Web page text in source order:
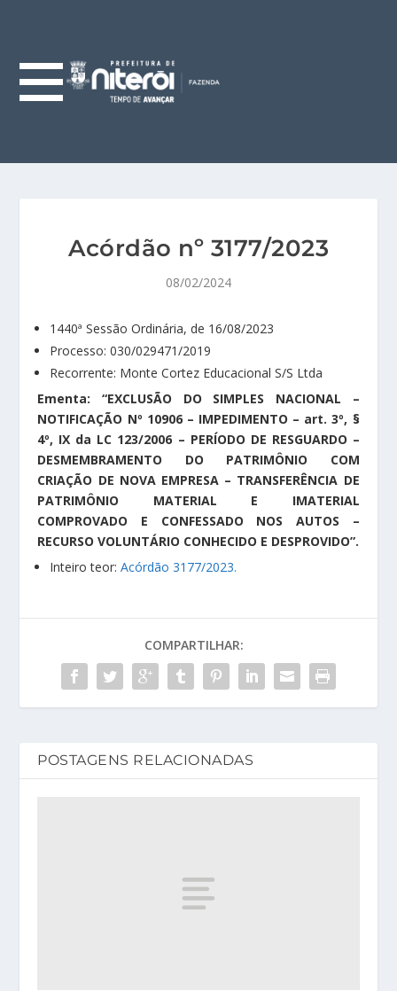
Acórdão nº 3177/2023
08/02/2024
1440ª Sessão Ordinária, de 16/08/2023
Processo: 030/029471/2019
Recorrente: Monte Cortez Educacional S/S Ltda
Ementa: “EXCLUSÃO DO SIMPLES NACIONAL –
NOTIFICAÇÃO Nº 10906 – IMPEDIMENTO – art. 3º, §
4º, IX da LC 123/2006 – PERÍODO DE RESGUARDO –
DESMEMBRAMENTO DO PATRIMÔNIO COM
CRIAÇÃO DE NOVA EMPRESA – TRANSFERÊNCIA DE
PATRIMÔNIO MATERIAL E IMATERIAL
COMPROVADO E CONFESSADO NOS AUTOS –
RECURSO VOLUNTÁRIO CONHECIDO E DESPROVIDO”.
Inteiro teor:Acórdão 3177/2023.
COMPARTILHAR:
POSTAGENS RELACIONADAS